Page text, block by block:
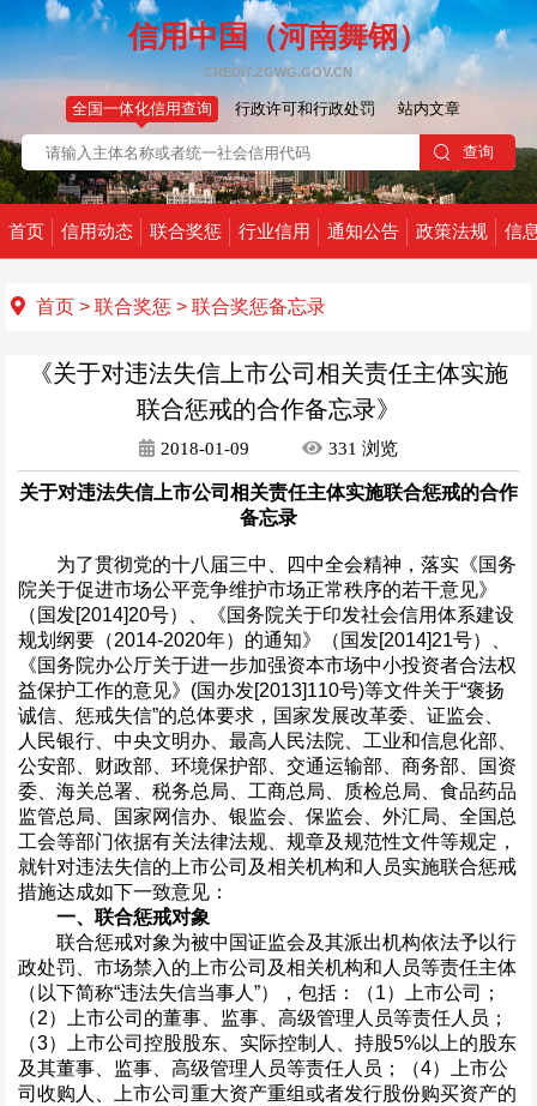
信用中国（河南舞钢）
CREDIT.ZGWG.GOV.CN
全国一体化信用查询 行政许可和行政处罚 站内文章
首页 信用动态 联合奖惩 行业信用 通知公告 政策法规 信
首页> 联合奖惩> 联合奖惩备忘录
《关于对违法失信上市公司相关责任主体实施
联合惩戒的合作备忘录》
2018-01-09 331 浏览
关于对违法失信上市公司相关责任主体实施联合惩戒的合作
备忘录
为了贯彻党的十八届三中、四中全会精神，落实《国务
院关于促进市场公平竞争维护市场正常秩序的若干意见》
（国发[2014]20号）、《国务院关于印发社会信用体系建设
规划纲要（2014-2020年）的通知》（国发[2014]21号）、
《国务院办公厅关于进一步加强资本市场中小投资者合法权
益保护工作的意见》(国办发[2013]110号)等文件关于“褒扬
诚信、惩戒失信”的总体要求，国家发展改革委、证监会、
人民银行、中央文明办、最高人民法院、工业和信息化部、
公安部、财政部、环境保护部、交通运输部、商务部、国资
委、海关总署、税务总局、工商总局、质检总局、食品药品
监管总局、国家网信办、银监会、保监会、外汇局、全国总
工会等部门依据有关法律法规、规章及规范性文件等规定，
就针对违法失信的上市公司及相关机构和人员实施联合惩戒
措施达成如下一致意见：
一、联合惩戒对象
联合惩戒对象为被中国证监会及其派出机构依法予以行
政处罚、市场禁入的上市公司及相关机构和人员等责任主体
（以下简称“违法失信当事人”），包括：（1）上市公司；
（2）上市公司的董事、监事、高级管理人员等责任人员；
（3）上市公司控股股东、实际控制人、持股5%以上的股东
及其董事、监事、高级管理人员等责任人员；（4）上市公
司收购人、上市公司重大资产重组或者发行股份购买资产的